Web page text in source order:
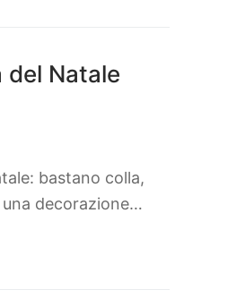
del Natale
bastano colla,
decorazione…